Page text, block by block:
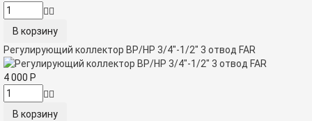
Регулирующий коллектор ВР/НР 3/4"-1/2" 3 отвод FAR
4 000 Р